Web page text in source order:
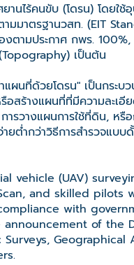
ยานไร้คนขับ (โดรน) โด
มมาตรฐานวสท. (EIT
ตามประกาศ กพร.
เป็นต้น
ผนที่ด้วยโดรน" เป็นกระ
รือสร้างแผนที่ที่มีความละ
ารวางแผนการใช้ที่ดิน, ห
ายต่ำกว่าวิธีการสำรวจแ
vehicle (UAV)
and skilled
with
of the